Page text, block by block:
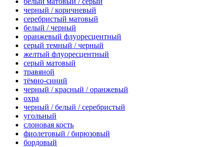
черный / коричневый
серебристый матовый
белый / черный
оранжевый флуоресцентный
серый темный / черный
желтый флуоресцентный
серый матовый
травяной
тёмно-синий
черный / красный / оранжевый
охра
черный / белый / серебристый
угольный
слоновая кость
фиолетовый / бирюзовый
бордовый